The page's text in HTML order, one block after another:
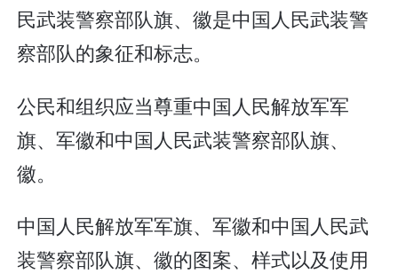
民武装警察部队旗、徽是中国人民武装警
察部队的象征和标志。
公民和组织应当尊重中国人民解放军军
旗、军徽和中国人民武装警察部队旗、
徽。
中国人民解放军军旗、军徽和中国人民武
装警察部队旗、徽的图案、样式以及使用